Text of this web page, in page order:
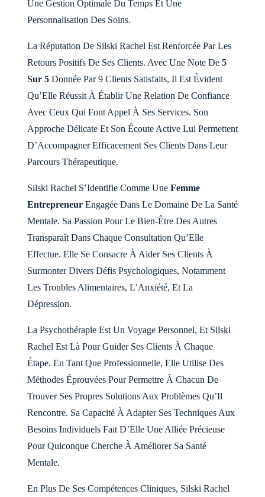
Une Gestion Optimale Du Temps Et Une
Personnalisation Des Soins.
La Réputation De Silski Rachel Est Renforcée Par Les
Retours Positifs De Ses Clients. Avec Une Note De 5
Sur 5 Donnée Par 9 Clients Satisfaits, Il Est Évident
Qu’Elle Réussit À Établir Une Relation De Confiance
Avec Ceux Qui Font Appel À Ses Services. Son
Approche Délicate Et Son Écoute Active Lui Permettent
D’Accompagner Efficacement Ses Clients Dans Leur
Parcours Thérapeutique.
Silski Rachel S’Identifie Comme Une Femme
Entrepreneur Engagée Dans Le Domaine De La Santé
Mentale. Sa Passion Pour Le Bien-Être Des Autres
Transparaît Dans Chaque Consultation Qu’Elle
Effectue. Elle Se Consacre À Aider Ses Clients À
Surmonter Divers Défis Psychologiques, Notamment
Les Troubles Alimentaires, L’Anxiété, Et La
Dépression.
La Psychothérapie Est Un Voyage Personnel, Et Silski
Rachel Est Là Pour Guider Ses Clients À Chaque
Étape. En Tant Que Professionnelle, Elle Utilise Des
Méthodes Éprouvées Pour Permettre À Chacun De
Trouver Ses Propres Solutions Aux Problèmes Qu’Il
Rencontre. Sa Capacité À Adapter Ses Techniques Aux
Besoins Individuels Fait D’Elle Une Alliée Précieuse
Pour Quiconque Cherche À Améliorer Sa Santé
Mentale.
En Plus De Ses Compétences Cliniques, Silski Rachel